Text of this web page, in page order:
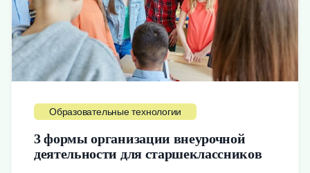
Образовательные технологии
3 формы организации внеурочной
деятельности для старшеклассников